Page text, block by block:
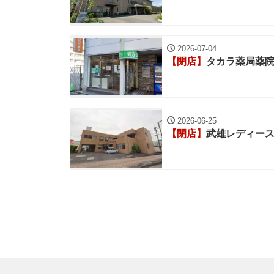
2026-07-04
【閉店】 タカラ薬局薬院
2026-06-25
【閉店】 武雄レディー